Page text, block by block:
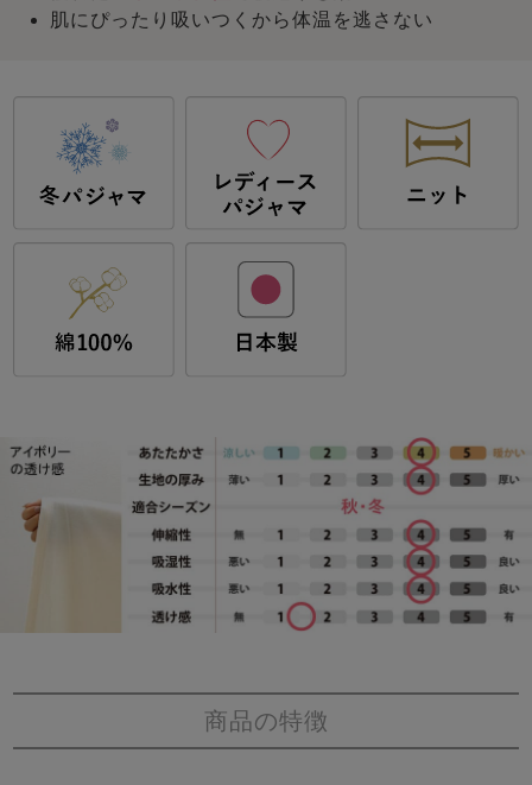
肌にぴったり吸いつくから体温を逃さない
商品の特徴